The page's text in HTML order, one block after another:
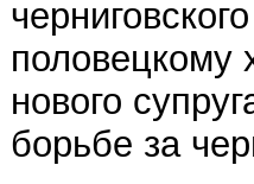
нового
борьбе за